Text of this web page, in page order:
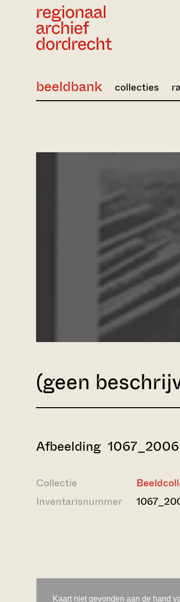
beeldbank collecties
(geen
Afbeelding 1067_2006
Collectie
Inventarisnummer